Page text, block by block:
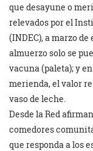
que desayune o
relevados por el
(INDEC), a marzo
almuerzo solo se
vacuna (paleta); y
merienda, el valor
vaso de leche.
Desde la Red
comedores
que responda a los